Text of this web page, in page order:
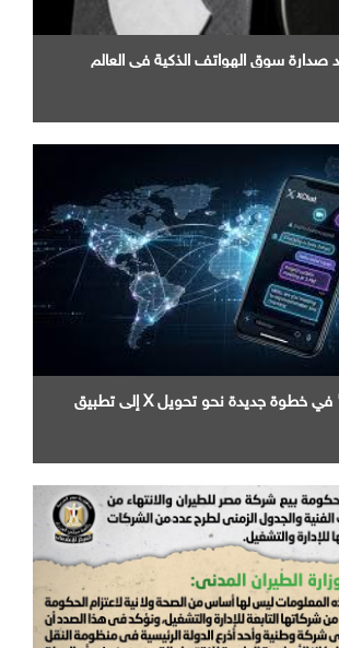
سوق الهواتف الذكية في العالم
إطلاق " XChat " في خطوة جديدة نحو تحويل X إلى تطبيق